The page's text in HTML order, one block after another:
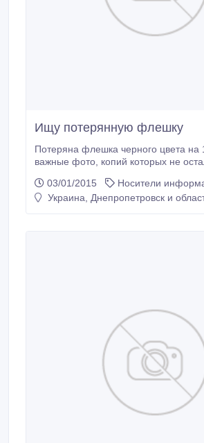
Ищу потерянную флешку
Потеряна флешка черного цвета на
важные фото, копий которых не осталось.
важно..
03/01/2015
Носители
Украина, Днепропетровск и